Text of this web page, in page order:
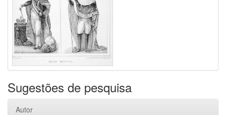
Sugestões de pesquisa
Autor